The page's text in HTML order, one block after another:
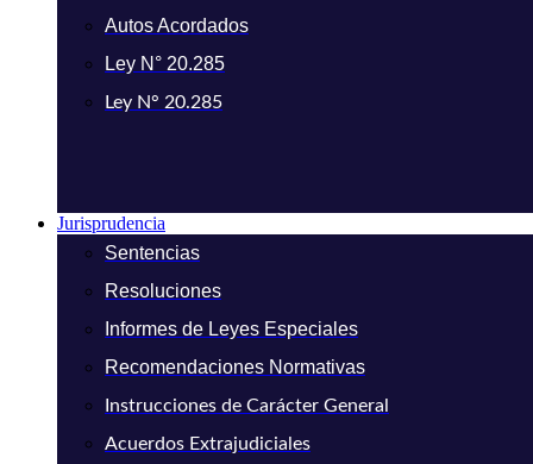
Autos Acordados
Ley N° 20.285
Ley N° 20.285
Jurisprudencia
Sentencias
Resoluciones
Informes de Leyes Especiales
Recomendaciones Normativas
Instrucciones de Carácter General
Acuerdos Extrajudiciales